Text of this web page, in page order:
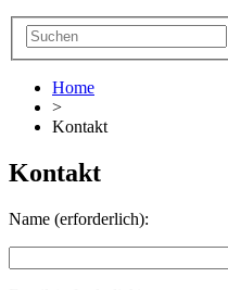
Home
>
Kontakt
Kontakt
Name (erforderlich):